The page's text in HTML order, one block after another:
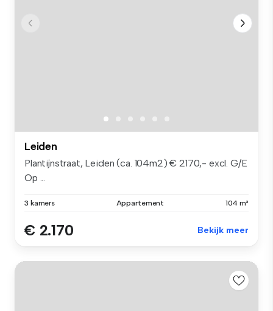
Leiden
Plantijnstraat, Leiden (ca. 104m2) € 2170,- excl. G/E
Op ...
3 kamers Appartement 104 m²
€ 2.170 Bekijk meer